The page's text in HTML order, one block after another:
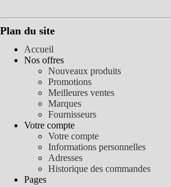
Plan du site
Accueil
Nos offres
Nouveaux produits
Promotions
Meilleures ventes
Marques
Fournisseurs
Votre compte
Votre compte
Informations personnelles
Adresses
Historique des commandes
Pages